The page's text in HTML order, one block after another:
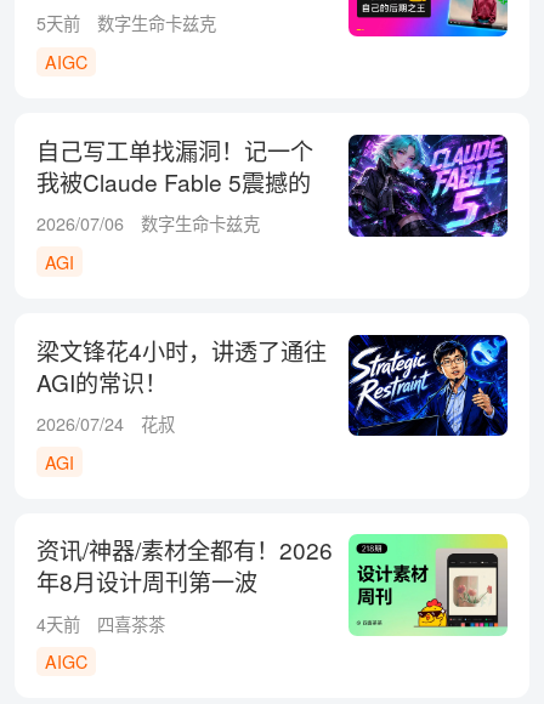
5天前
数字生命卡兹克
AIGC
自己写工单找漏洞！记一个
我被Claude Fable 5震撼的
瞬间
2026/07/06
数字生命卡兹克
AGI
梁文锋花4小时，讲透了通往
AGI的常识！
2026/07/24
花叔
AGI
资讯/神器/素材全都有！2026
年8月设计周刊第一波
4天前
四喜茶茶
AIGC